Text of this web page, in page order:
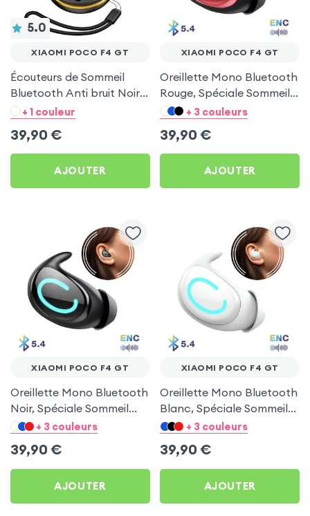
5.0
XIAOMI POCO F4 GT
Écouteurs de Sommeil
Bluetooth Anti bruit Noir
pour Xiaomi Poco F4 GT
+ 1 couleur
39,90 €
AJOUTER
XIAOMI POCO F4 GT
Oreillette Mono Bluetooth
Rouge, Spéciale Sommeil
pour Xiaomi Poco F4 GT
+ 3 couleurs
39,90 €
AJOUTER
XIAOMI POCO F4 GT
Oreillette Mono Bluetooth
Noir, Spéciale Sommeil
pour Xiaomi Poco F4 GT
+ 3 couleurs
39,90 €
AJOUTER
XIAOMI POCO F4 GT
Oreillette Mono Bluetooth
Blanc, Spéciale Sommeil
pour Xiaomi Poco F4 GT
+ 3 couleurs
39,90 €
AJOUTER